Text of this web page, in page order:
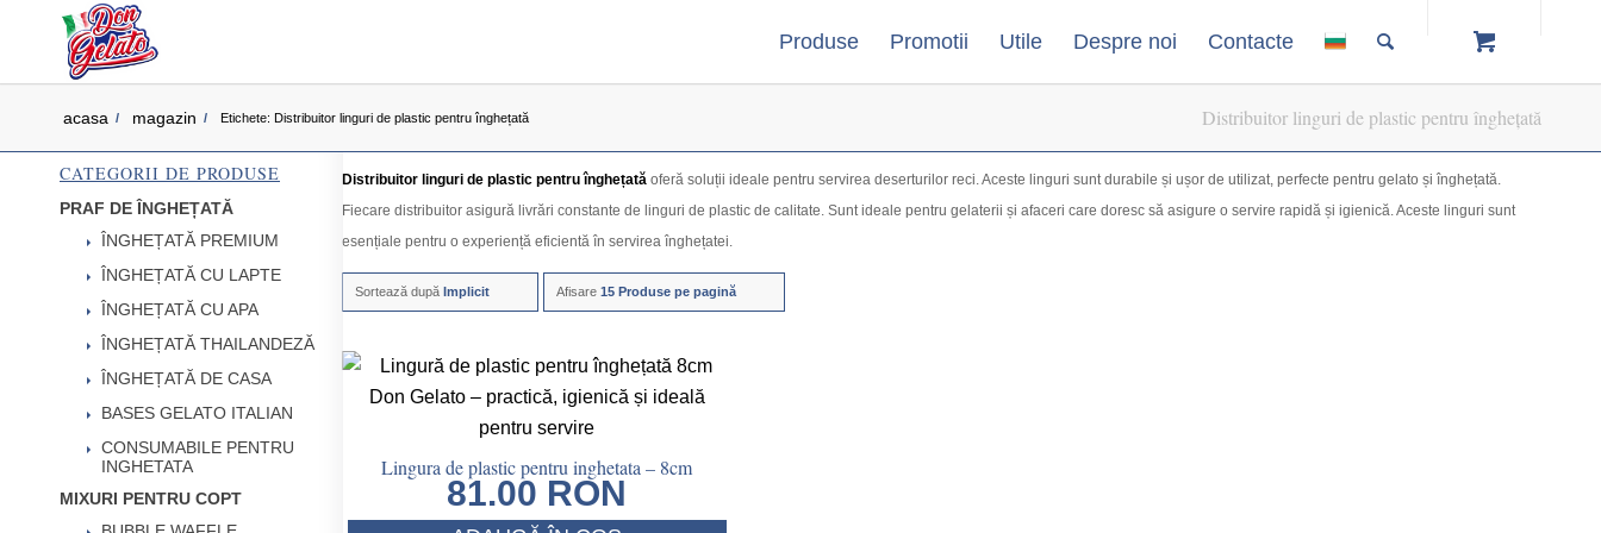
Produse Promotii Utile Despre noi Contacte
Distribuitor linguri de plastic pentru înghețată
acasa / magazin / Etichete: Distribuitor linguri de plastic pentru înghețată
Distribuitor linguri de plastic pentru înghețatăoferă soluții ideale pentru servirea deserturilor reci. Aceste linguri sunt durabile și ușor de utilizat, perfecte pentru gelato și înghețată.
Fiecare distribuitor asigură livrări constante de linguri de plastic de calitate. Sunt ideale pentru gelaterii și afaceri care doresc să asigure o servire rapidă și igienică. Aceste linguri sunt
esențiale pentru o experiență eficientă în servirea înghețatei.
Sortează după Implicit Afisare 15 Produse pe pagină
Lingura de plastic pentru inghetata – 8cm
81.00 RON
CATEGORII DE PRODUSE
PRAF DE ÎNGHEȚATĂ
ÎNGHEȚATĂ PREMIUM
ÎNGHEȚATĂ CU LAPTE
ÎNGHEȚATĂ CU APA
ÎNGHEȚATĂ THAILANDEZĂ
ÎNGHEȚATĂ DE CASA
BASES GELATO ITALIAN
CONSUMABILE PENTRU
INGHETATA
MIXURI PENTRU COPT